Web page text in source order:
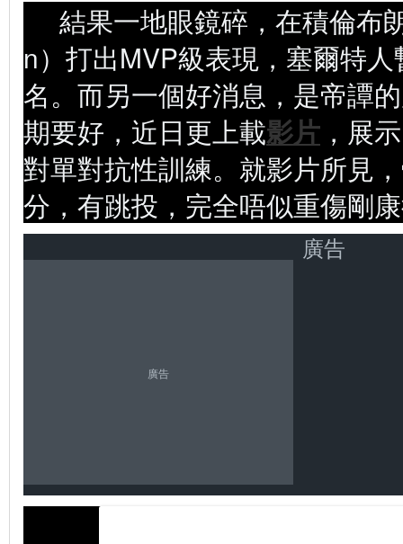
結果一地眼鏡碎，在積倫布
n）打出MVP級表現，塞爾特
名。而另一個好消息，是帝譚
期要好，近日更上載影片 ，展
對單對抗性訓練。就影片所見
分，有跳投，完全唔似重傷剛
廣告
廣告